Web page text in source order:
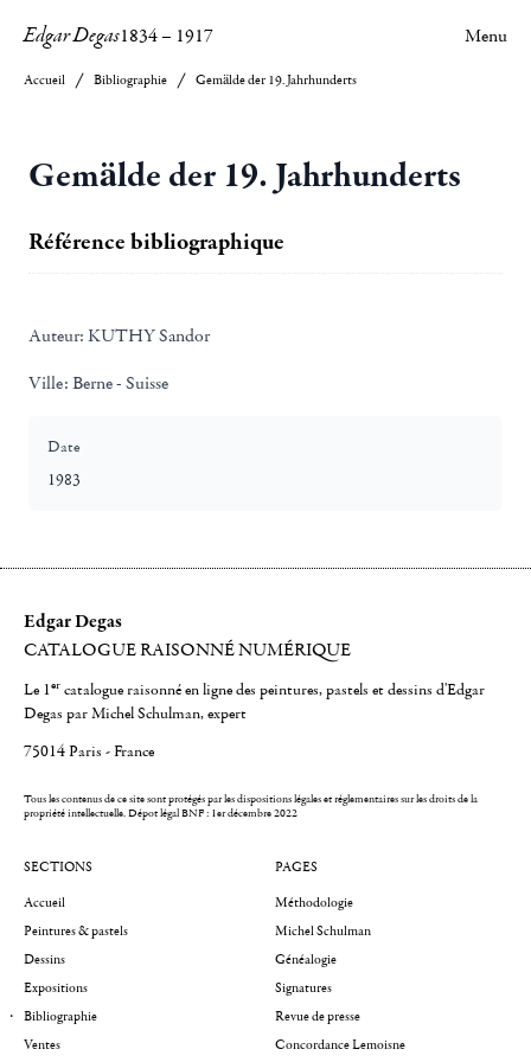
Edgar Degas1834– 1917 Menu
Accueil Bibliographie Gemälde der 19. Jahrhunderts
Gemälde der 19. Jahrhunderts
Référence bibliographique
Auteur: KUTHY Sandor
Ville: Berne - Suisse
Date
1983
Edgar Degas
CATALOGUE RAISONNÉ NUMÉRIQUE
Le 1er catalogue raisonné en ligne des peintures, pastels et dessins d'Edgar
Degas par Michel Schulman, expert
75014 Paris - France
Tous les contenus de ce site sont protégés par les dispositions légales et réglementaires sur les droits de la
propriété intellectuelle.Dépot légal BNF : 1er décembre 2022
SECTIONS
Accueil
Peintures & pastels
Dessins
Expositions
Bibliographie
Ventes
PAGES
Méthodologie
Michel Schulman
Généalogie
Signatures
Revue de presse
Concordance Lemoisne